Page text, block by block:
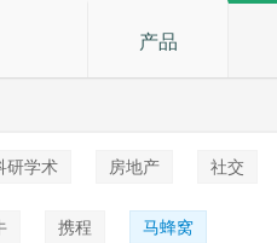
产品
研学术 房地产
社交
拍卖 音乐
携程 马蜂窝